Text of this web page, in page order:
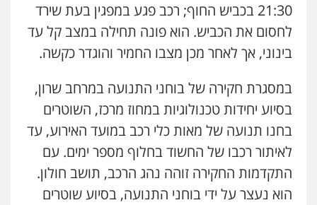
עו"ד שנהב אילון
פלילי פשיעה חמורה חקירות ומעצרים
נוער עורכי דין לענייני אסירים תעבורה
0549475678
עו"ד אורנת קמרון
פלילי תעבורה עורכי דין לענייני אסירים
משפחה נוער
0505417090
עו"ד חמאדה מסרי
תעבורה
21:30 בכביש החוף; רכב פגע במפגין בעת שירד
לחסום את הכביש. הוא פונה תחילה במצב קל עד
בינוני, אך לאחר מכן מצבו החמיר והוגדר כקשה.
במסגרת חקירה של בוחני התנועה במרחב שרון,
בסיוע יחידות טכנולוגיות במחוז מרכז, השוטרים
בחנו תנועה של מאות כלי רכב במועד האירוע, עד
לאיתור רכבו של החשוד בחלוף מספר ימים. עם
התקדמות החקירה זוהה נהג הרכב, תושב חולון.
הוא נעצר על ידי בוחני התנועה, בסיוע שוטרים